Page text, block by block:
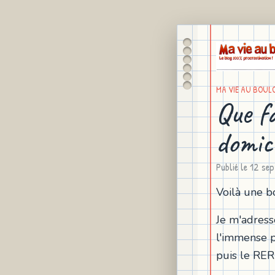
MA VIE AU
Que
Publié le12
Voilà une
Je
l'immense
puis le